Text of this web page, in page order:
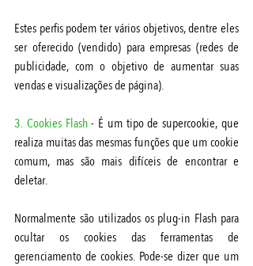
Estes perfis podem ter vários objetivos, dentre eles
ser oferecido (vendido) para empresas (redes de
publicidade, com o objetivo de aumentar suas
vendas e visualizações de página).
3. Cookies Flash - É um tipo de supercookie, que
realiza muitas das mesmas funções que um cookie
comum, mas são mais difíceis de encontrar e
deletar.
Normalmente são utilizados os plug-in Flash para
ocultar os cookies das ferramentas de
gerenciamento de cookies. Pode-se dizer que um